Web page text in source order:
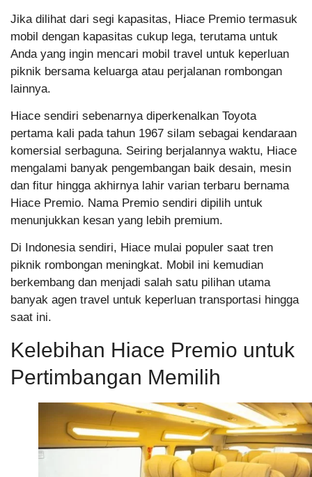
Jika dilihat dari segi kapasitas, Hiace Premio termasuk
mobil dengan kapasitas cukup lega, terutama untuk
Anda yang ingin mencari mobil travel untuk keperluan
piknik bersama keluarga atau perjalanan rombongan
lainnya.
Hiace sendiri sebenarnya diperkenalkan Toyota
pertama kali pada tahun 1967 silam sebagai kendaraan
komersial serbaguna. Seiring berjalannya waktu, Hiace
mengalami banyak pengembangan baik desain, mesin
dan fitur hingga akhirnya lahir varian terbaru bernama
Hiace Premio. Nama Premio sendiri dipilih untuk
menunjukkan kesan yang lebih premium.
Di Indonesia sendiri, Hiace mulai populer saat tren
piknik rombongan meningkat. Mobil ini kemudian
berkembang dan menjadi salah satu pilihan utama
banyak agen travel untuk keperluan transportasi hingga
saat ini.
Kelebihan Hiace Premio untuk
Pertimbangan Memilih